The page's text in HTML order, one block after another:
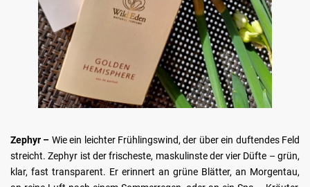
Zephyr – Wie ein leichter Frühlingswind, der über ein duftendes Feld
streicht. Zephyr ist der frischeste, maskulinste der vier Düfte – grün,
klar, fast transparent. Er erinnert an grüne Blätter, an Morgentau,